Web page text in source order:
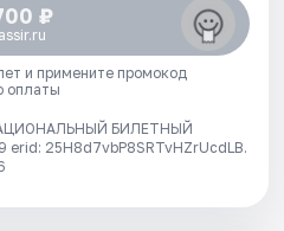
₽
и примените промокод
оплаты
БИЛЕТНЫЙ
25H8d7vbP8SRTvHZrUcdLB.